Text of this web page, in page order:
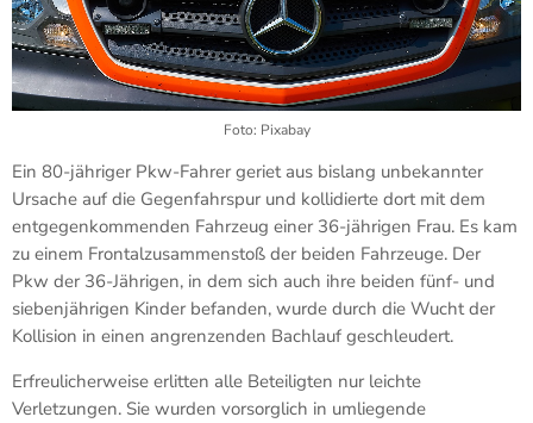
Foto: Pixabay
Ein 80-jähriger Pkw-Fahrer geriet aus bislang unbekannter
Ursache auf die Gegenfahrspur und kollidierte dort mit dem
entgegenkommenden Fahrzeug einer 36-jährigen Frau. Es kam
zu einem Frontalzusammenstoß der beiden Fahrzeuge. Der
Pkw der 36-Jährigen, in dem sich auch ihre beiden fünf- und
siebenjährigen Kinder befanden, wurde durch die Wucht der
Kollision in einen angrenzenden Bachlauf geschleudert.
Erfreulicherweise erlitten alle Beteiligten nur leichte
Verletzungen. Sie wurden vorsorglich in umliegende